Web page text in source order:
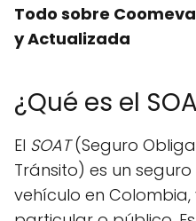
Todo sobre
y Actualizada
¿Qué es el
El SOAT(Seguro
Tránsito) es un
vehículo en